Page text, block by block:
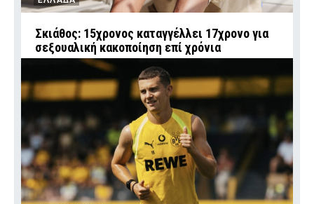
Σκιάθος: 15χρονος καταγγέλλει 17χρονο για
σεξουαλική κακοποίηση επί χρόνια